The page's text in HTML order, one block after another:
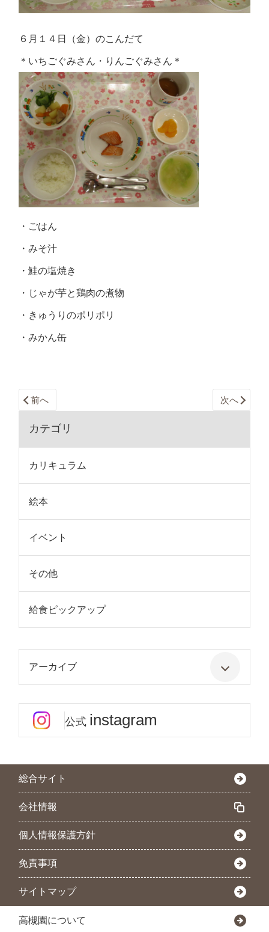
６月１４日（金）のこんだて
＊いちごぐみさん・りんごぐみさん＊
・ごはん
・みそ汁
・鮭の塩焼き
・じゃが芋と鶏肉の煮物
・きゅうりのポリポリ
・みかん缶
前へ 次へ
カテゴリ
カリキュラム
絵本
イベント
その他
給食ピックアップ
アーカイブ
公式 instagram
総合サイト
会社情報
個人情報保護方針
免責事項
サイトマップ
高槻園について